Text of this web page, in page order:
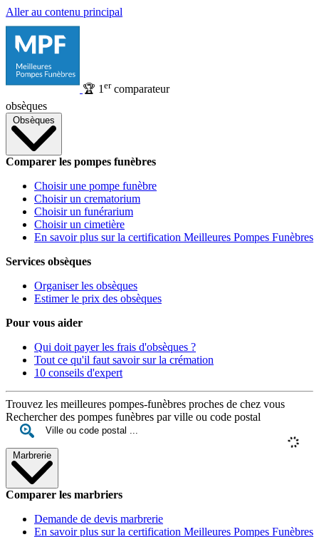
Aller au contenu principal
🏆 1 ercomparateur
obsèques
Obsèques
Comparer les pompes funèbres
Choisir une pompe funèbre
Choisir un crematorium
Choisir un funérarium
Choisir un cimetière
En savoir plus sur la certification Meilleures Pompes Funèbres
Services obsèques
Organiser les obsèques
Estimer le prix des obsèques
Pour vous aider
Qui doit payer les frais d'obsèques ?
Tout ce qu'il faut savoir sur la crémation
10 conseils d'expert
Trouvez les meilleures pompes-funèbres proches de chez vous
Rechercher des pompes funèbres par ville ou code postal
Marbrerie
Comparer les marbriers
Demande de devis marbrerie
En savoir plus sur la certification Meilleures Pompes Funèbres